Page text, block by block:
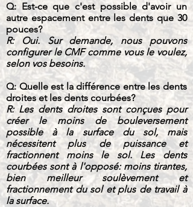
Q: Est-ce que c'est possible d'avoir un
autre espacement entre les dents que 30
pouces?
R: Oui. Sur demande, nous pouvons
configurer le CMF comme vous le voulez,
selon vos besoins.
Q: Quelle est la différence entre les dents
droites et les dents courbées?
R: Les dents droites sont conçues pour
créer le moins de bouleversement
possible à la surface du sol, mais
nécessitent plus de puissance et
fractionnent moins le sol. Les dents
courbées sont à l'opposé: moins tirantes,
bien meilleur soulèvement et
fractionnement du sol et plus de travail à
la surface.